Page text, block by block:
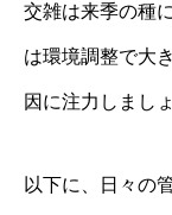
交雑は来季の種
は環境調整で大
因に注力しましょ
以下に、日々の